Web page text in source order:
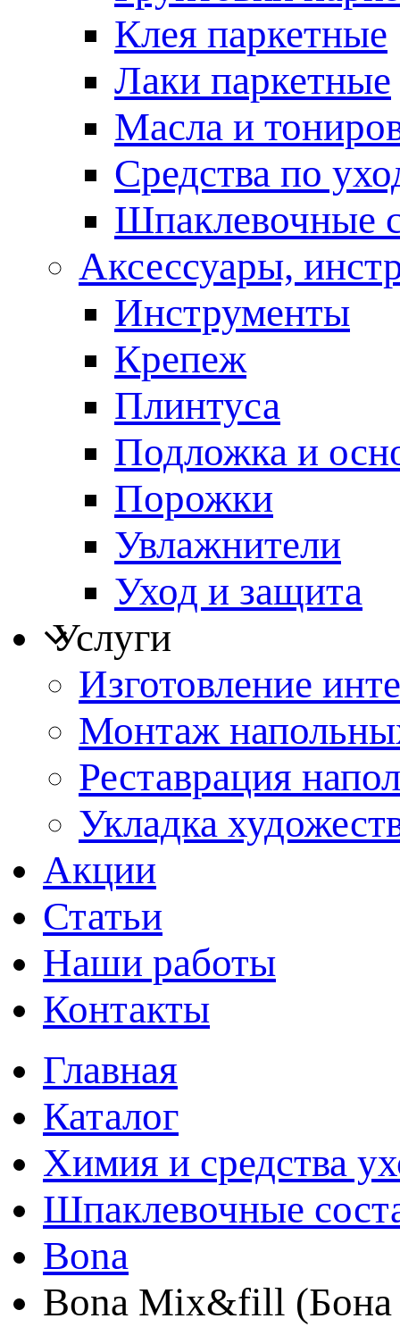
Клея паркетные
Лаки паркетные
Масла и
Средства по
Шпаклевочные
Аксессуары,
Инструменты
Крепеж
Плинтуса
Подложка и
Порожки
Увлажнители
Уход и защита
Услуги
Изготовление
Монтаж
Реставрация
Укладка
Акции
Статьи
Наши работы
Контакты
Главная
Каталог
Химия и средства
Шпаклевочные
Bona
Bona Mix&fill